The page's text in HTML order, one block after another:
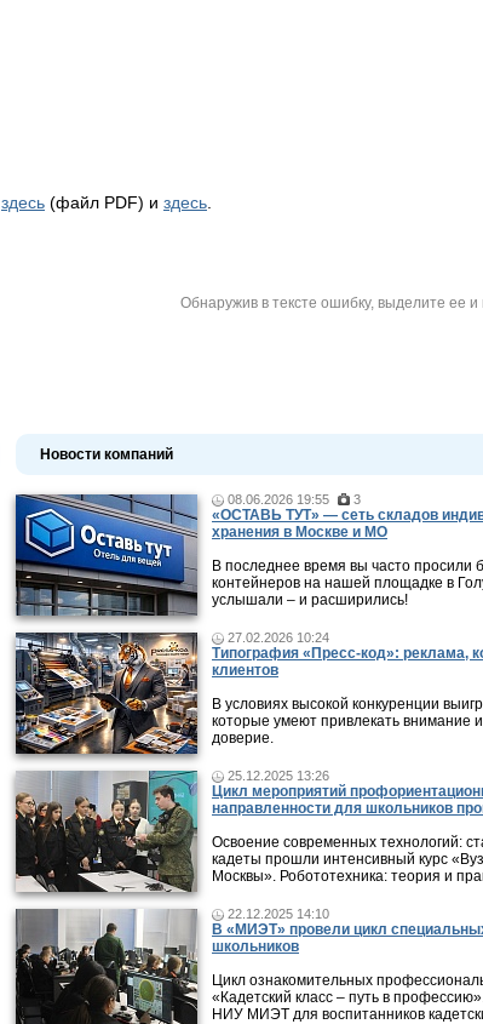
здесь (файл PDF) и здесь
Обнаружив в тексте ошибку, выделите ее
Новости компаний
08.06.2026 19:55 3
«ОСТАВЬ ТУТ» — сеть складов
хранения в Москве и МО
В последнее время вы часто просили
контейнеров на нашей площадке в
услышали – и расширились!
27.02.2026 10:24
Типография «Пресс-код»: реклама,
клиентов
В условиях высокой конкуренции
которые умеют привлекать внимание
доверие.
25.12.2025 13:26
Цикл мероприятий
направленности для школьников
Освоение современных технологий:
кадеты прошли интенсивный курс
Москвы». Робототехника: теория и
22.12.2025 14:10
В «МИЭТ» провели цикл
школьников
Цикл ознакомительных
«Кадетский класс – путь в
НИУ МИЭТ для воспитанников